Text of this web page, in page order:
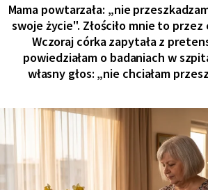
Mama powtarzała: „nie
swoje życie". Złościło mnie to przez
Wczoraj córka zapytała z
powiedziałam o badaniach w
własny głos: „nie chciałam